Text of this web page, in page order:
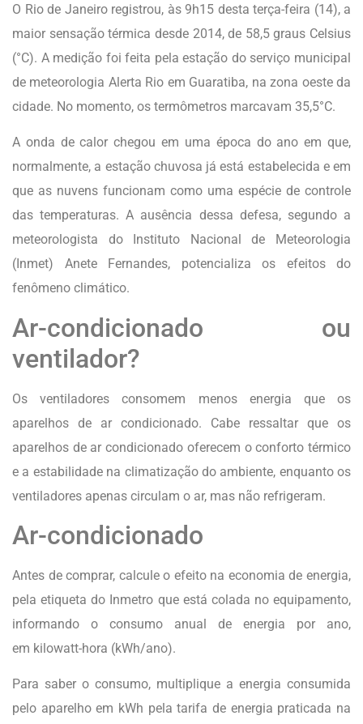
O Rio de Janeiro registrou, às 9h15 desta terça-feira (14), a
maior sensação térmica desde 2014, de 58,5 graus Celsius
(°C). A medição foi feita pela estação do serviço municipal
de meteorologia Alerta Rio em Guaratiba, na zona oeste da
cidade. No momento, os termômetros marcavam 35,5°C.
A onda de calor chegou em uma época do ano em que,
normalmente, a estação chuvosa já está estabelecida e em
que as nuvens funcionam como uma espécie de controle
das temperaturas. A ausência dessa defesa, segundo a
meteorologista do Instituto Nacional de Meteorologia
(Inmet) Anete Fernandes, potencializa os efeitos do
fenômeno climático.
Ar-condicionado ou
ventilador?
Os ventiladores consomem menos energia que os
aparelhos de ar condicionado. Cabe ressaltar que os
aparelhos de ar condicionado oferecem o conforto térmico
e a estabilidade na climatização do ambiente, enquanto os
ventiladores apenas circulam o ar, mas não refrigeram.
Ar-condicionado
Antes de comprar, calcule o efeito na economia de energia,
pela etiqueta do Inmetro que está colada no equipamento,
informando o consumo anual de energia por ano,
em kilowatt-hora (kWh/ano).
Para saber o consumo, multiplique a energia consumida
pelo aparelho em kWh pela tarifa de energia praticada na